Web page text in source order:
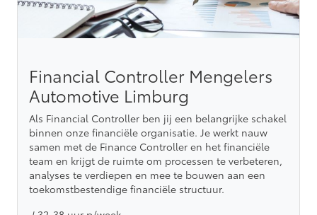
Financial Controller Mengelers
Automotive Limburg
Als Financial Controller ben jij een belangrijke schakel
binnen onze financiële organisatie. Je werkt nauw
samen met de Finance Controller en het financiële
team en krijgt de ruimte om processen te verbeteren,
analyses te verdiepen en mee te bouwen aan een
toekomstbestendige financiële structuur.